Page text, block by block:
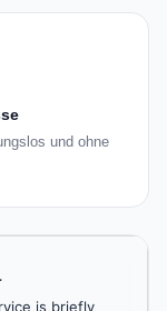
und ohne
is briefly